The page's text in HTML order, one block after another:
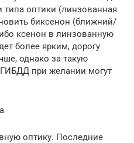
оптики (линзованная
биксенон (ближний/
ксенон в линзованную
более ярким, дорогу
однако за такую
при желании могут
оптику. Последние